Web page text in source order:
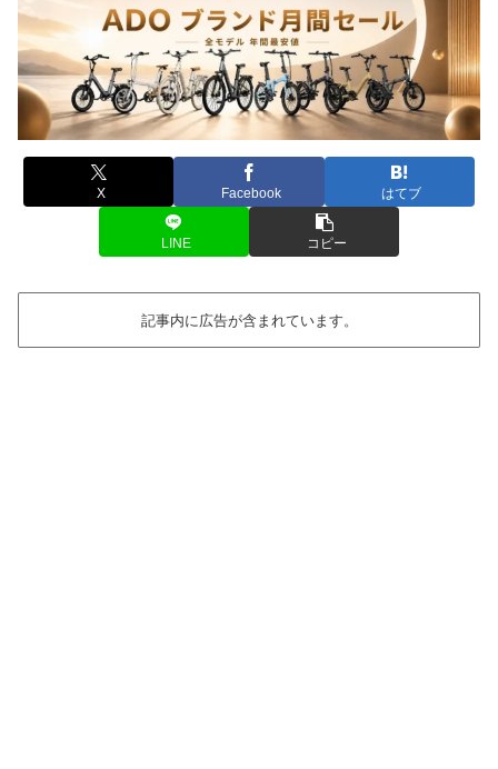
X Facebook はてブ
LINE コピー
記事内に広告が含まれています。